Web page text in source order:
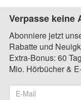
Verpasse keine
Abonniere jetzt
Rabatte und
Extra-Bonus: 60
Mio. Hörbücher &